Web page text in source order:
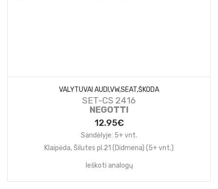
VALYTUVAI AUDI,VW,SEAT,ŠKODA
SET-CS 2416
NEGOTTI
12.95€
Sandėlyje: 5+ vnt.
Klaipėda, Šilutes pl.21 (Didmena) (5+ vnt.)
Ieškoti analogų